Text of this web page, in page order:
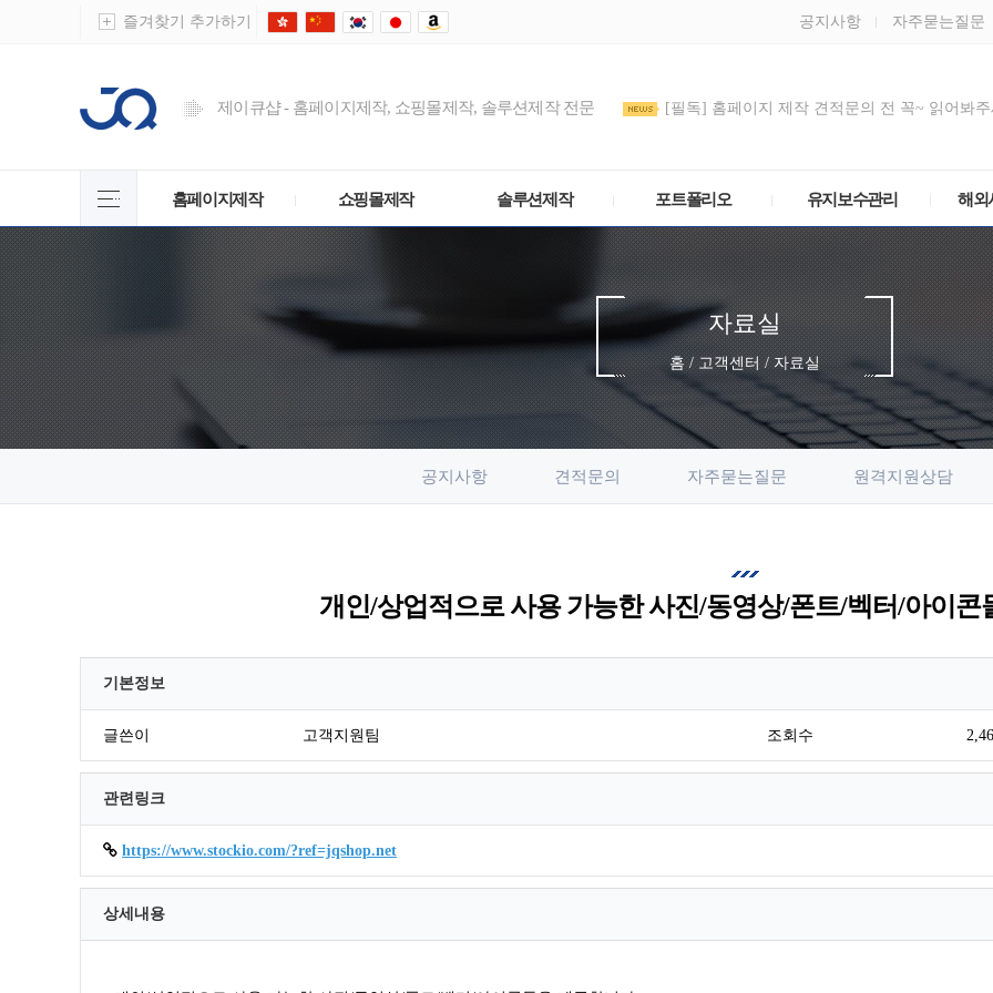
즐겨찾기 추가하기 공지사항 자주묻는질문
제이큐샵 - 홈페이지제작, 쇼핑몰제작, 솔루션제작 전문
[필독] 홈페이지 제작 견적문의 전 꼭~ 읽어봐
홈페이지제작 쇼핑몰제작 솔루션제작 포트폴리오 유지보수관리 해외
자료실
홈 / 고객센터 / 자료실
공지사항 견적문의 자주묻는질문 원격지원상담
개인/상업적으로 사용 가능한 사진/동영상/폰트/벡터/아이콘
기본정보
글쓴이 고객지원팀 조회수
관련링크
https://www.stockio.com/?ref=jqshop.net
상세내용